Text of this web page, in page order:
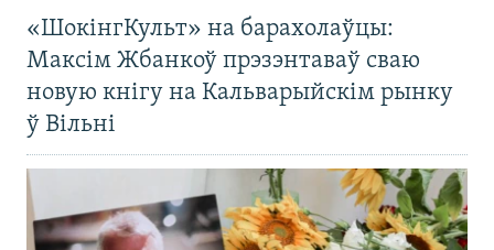
«ШокінгКульт» на барахолаўцы:
Максім Жбанкоў прэзэнтаваў сваю
новую кнігу на Кальварыйскім рынку
ў Вільні